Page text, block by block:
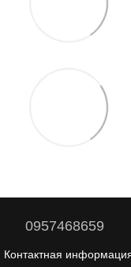
0957468659
Контактная